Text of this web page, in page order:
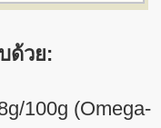
ด้วย:
100g (Omega-